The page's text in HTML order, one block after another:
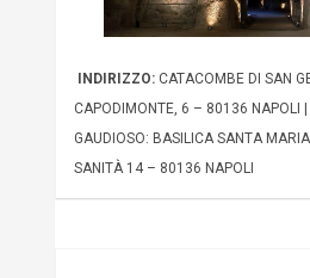
INDIRIZZO:CATACOMBE DI SAN
CAPODIMONTE, 6 – 80136 NAPOLI |
GAUDIOSO: BASILICA SANTA
SANITÀ 14 – 80136 NAPOLI